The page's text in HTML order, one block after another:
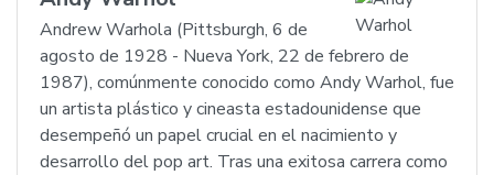
Andrew Warhola (Pittsburgh, 6 de
agosto de 1928 - Nueva York, 22 de febrero de
1987), comúnmente conocido como Andy Warhol, fue
un artista plástico y cineasta estadounidense que
desempeñó un papel crucial en el nacimiento y
desarrollo del pop art. Tras una exitosa carrera como